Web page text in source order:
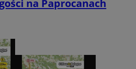
na Paprocanach